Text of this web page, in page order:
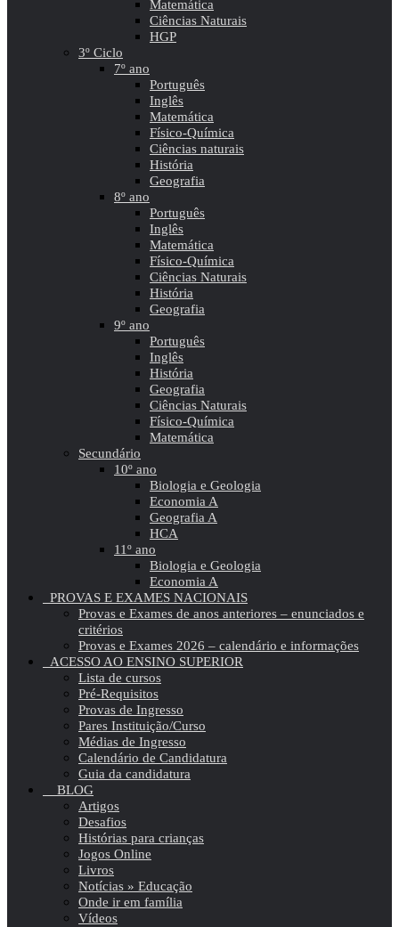
Matemática
Ciências Naturais
HGP
3º Ciclo
7º ano
Português
Inglês
Matemática
Físico-Química
Ciências naturais
História
Geografia
8º ano
Português
Inglês
Matemática
Físico-Química
Ciências Naturais
História
Geografia
9º ano
Português
Inglês
História
Geografia
Ciências Naturais
Físico-Química
Matemática
Secundário
10º ano
Biologia e Geologia
Economia A
Geografia A
HCA
11º ano
Biologia e Geologia
Economia A
PROVAS E EXAMES NACIONAIS
Provas e Exames de anos anteriores – enunciados e
critérios
Provas e Exames 2026 – calendário e informações
ACESSO AO ENSINO SUPERIOR
Lista de cursos
Pré-Requisitos
Provas de Ingresso
Pares Instituição/Curso
Médias de Ingresso
Calendário de Candidatura
Guia da candidatura
BLOG
Artigos
Desafios
Histórias para crianças
Jogos Online
Livros
Notícias » Educação
Onde ir em família
Vídeos